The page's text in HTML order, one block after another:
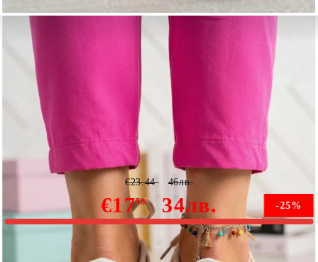
Дамски спортни обувки Sir розово #9586
-25%
€1758 34лв.
€23.44 46лв.
В наличност